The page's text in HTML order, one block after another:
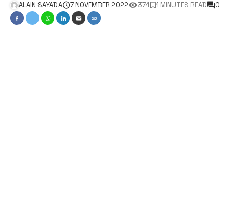
ALAIN SAYADA 7 NOVEMBER 2022 374 1 MINUTES READ 0